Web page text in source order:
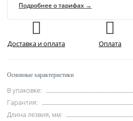
Подробнее о тарифах →
Доставка и оплата Оплата
Основные характеристики
В упаковке:
Гарантия:
Длина лезвия, мм: